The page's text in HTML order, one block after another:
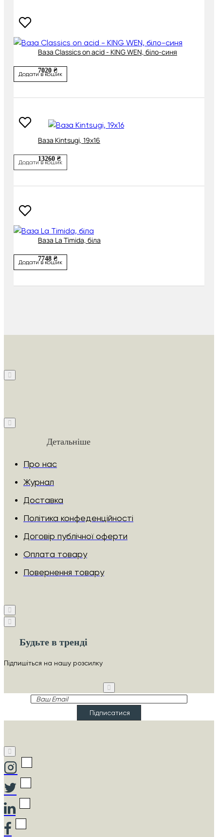
Ваза Classics on acid - KING WEN, біло-синя
7020 ₴
Додати в кошик
Ваза Kintsugi, 19х16
13260 ₴
Додати в кошик
Ваза La Timida, біла
7748 ₴
Додати в кошик
Детальніше
Про нас
Журнал
Доставка
Політика конфеденційності
Договір публічної оферти
Оплата товару
Повернення товару
Будьте в тренді
Підпишіться на нашу розсилку
Ваш
Підписатися